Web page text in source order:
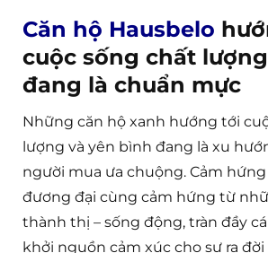
Căn hộ Hausbelo
cuộc sống chất
đang là chuẩn mực
Những căn hộ xanh hướng tới
lượng và yên bình đang là xu
người mua ưa chuộng. Cảm
đương đại cùng cảm hứng từ
thành thị – sống động, tràn đầy
khởi nguồn cảm xúc cho sự ra đời